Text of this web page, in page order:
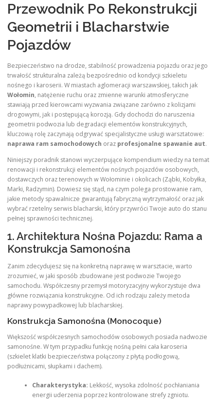
Przewodnik Po Rekonstrukcji
Geometrii i Blacharstwie
Pojazdów
Bezpieczeństwo na drodze, stabilność prowadzenia pojazdu oraz jego
trwałość strukturalna zależą bezpośrednio od kondycji szkieletu
nośnego i karoserii. W miastach aglomeracji warszawskiej, takich jak
Wołomin, natężenie ruchu oraz zmienne warunki atmosferyczne
stawiają przed kierowcami wyzwania związane zarówno z kolizjami
drogowymi, jak i postępującą korozją. Gdy dochodzi do naruszenia
geometrii podwozia lub degradacji elementów konstrukcyjnych,
kluczową rolę zaczynają odgrywać specjalistyczne usługi warsztatowe:
naprawa ram samochodowych oraz profesjonalne spawanie aut.
Niniejszy poradnik stanowi wyczerpujące kompendium wiedzy na temat
renowacji i rekonstrukcji elementów nośnych pojazdów osobowych,
dostawczych oraz terenowych w Wołominie i okolicach (Ząbki, Kobyłka,
Marki, Radzymin). Dowiesz się stąd, na czym polega prostowanie ram,
jakie metody spawalnicze gwarantują fabryczną wytrzymałość oraz jak
wybrać rzetelny serwis blacharski, który przywróci Twoje auto do stanu
pełnej sprawności technicznej.
1. Architektura Nośna Pojazdu: Rama a
Konstrukcja Samonośna
Zanim zdecydujesz się na konkretną naprawę w warsztacie, warto
zrozumieć, w jaki sposób zbudowane jest podwozie Twojego
samochodu. Współczesny przemysł motoryzacyjny wykorzystuje dwa
główne rozwiązania konstrukcyjne. Od ich rodzaju zależy metoda
naprawy powypadkowej lub blacharskiej.
Konstrukcja Samonośna (Monocoque)
Większość współczesnych samochodów osobowych posiada nadwozie
samonośne. W tym przypadku funkcję nośną pełni cała karoseria
(szkielet klatki bezpieczeństwa połączony z płytą podłogową,
podłużnicami, słupkami i dachem).
Charakterystyka: Lekkość, wysoka zdolność pochłaniania
energii uderzenia poprzez kontrolowane strefy zgniotu.